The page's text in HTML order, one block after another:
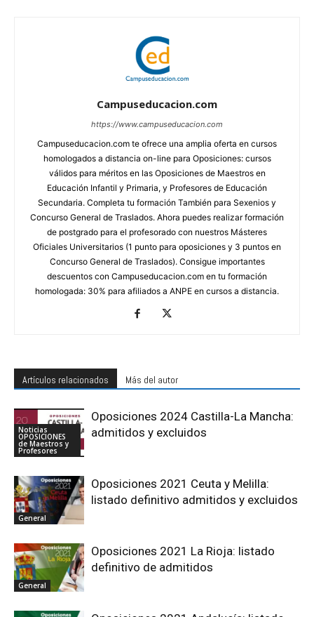
Campuseducacion.com
https://www.campuseducacion.com
Campuseducacion.com te ofrece una amplia oferta en cursos
homologados a distancia on-line para Oposiciones: cursos
válidos para méritos en las Oposiciones de Maestros en
Educación Infantil y Primaria, y Profesores de Educación
Secundaria. Completa tu formación También para Sexenios y
Concurso General de Traslados. Ahora puedes realizar formación
de postgrado para el profesorado con nuestros Másteres
Oficiales Universitarios (1 punto para oposiciones y 3 puntos en
Concurso General de Traslados). Consigue importantes
descuentos con Campuseducacion.com en tu formación
homologada: 30% para afiliados a ANPE en cursos a distancia.
Artículos relacionados Más del autor
Noticias
OPOSICIONES
de Maestros y
Profesores
Oposiciones 2024 Castilla-La Mancha:
admitidos y excluidos
General
Oposiciones 2021 Ceuta y Melilla:
listado definitivo admitidos y excluidos
General
Oposiciones 2021 La Rioja: listado
definitivo de admitidos